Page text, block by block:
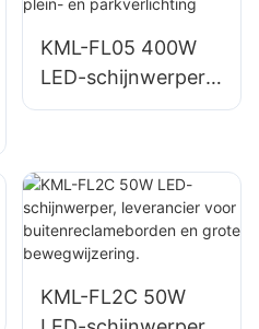
KML-FL05 400W
LED-schijnwerper,
leverancier, plein-
KML-FL2C 50W